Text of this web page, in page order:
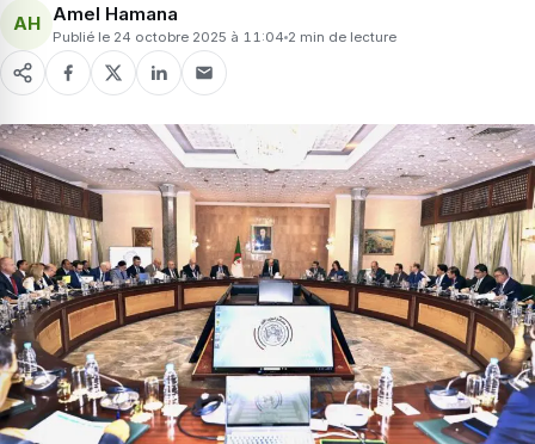
AH Amel Hamana
Publié le 24 octobre 2025 à 11:04 2 min de lecture